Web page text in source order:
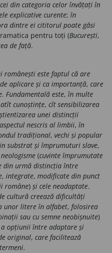
din categoria celor învățați în
explicative curente; în
dintre ei cititorul poate găsi
pentru toți (București,
de față.
este faptul că are
aplicare și ca importanță, care
. Fundamentală este, în multe
cunoștințe, cît sensibilizarea
unei distincții
nescris al limbii, în
tradițional, vechi și popular
substrat și împrumuturi slave,
(cuvinte împrumutate
din urmă distincția între
, integrate, modificate din punct
române) și cele neadaptate.
cultură creează dificultăți
unor litere în alfabet, folosirea
sau cu semne neobișnuite)
opțiunii între adaptare și
original, care facilitează
.